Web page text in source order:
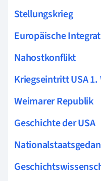
Stellungskrieg
Europäische
Nahostkonflikt
Kriegseintritt USA
Weimarer Republik
Geschichte der USA